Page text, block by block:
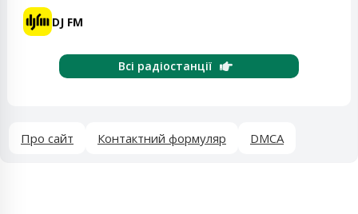
DJ FM
Всі радіостанції
Про сайт Контактний формуляр DMCA